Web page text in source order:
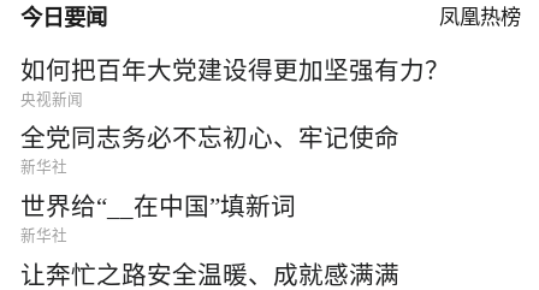
今日要闻 凤凰热榜
如何把百年大党建设得更加坚强有力？
央视新闻
全党同志务必不忘初心、牢记使命
新华社
世界给“__在中国”填新词
新华社
让奔忙之路安全温暖、成就感满满